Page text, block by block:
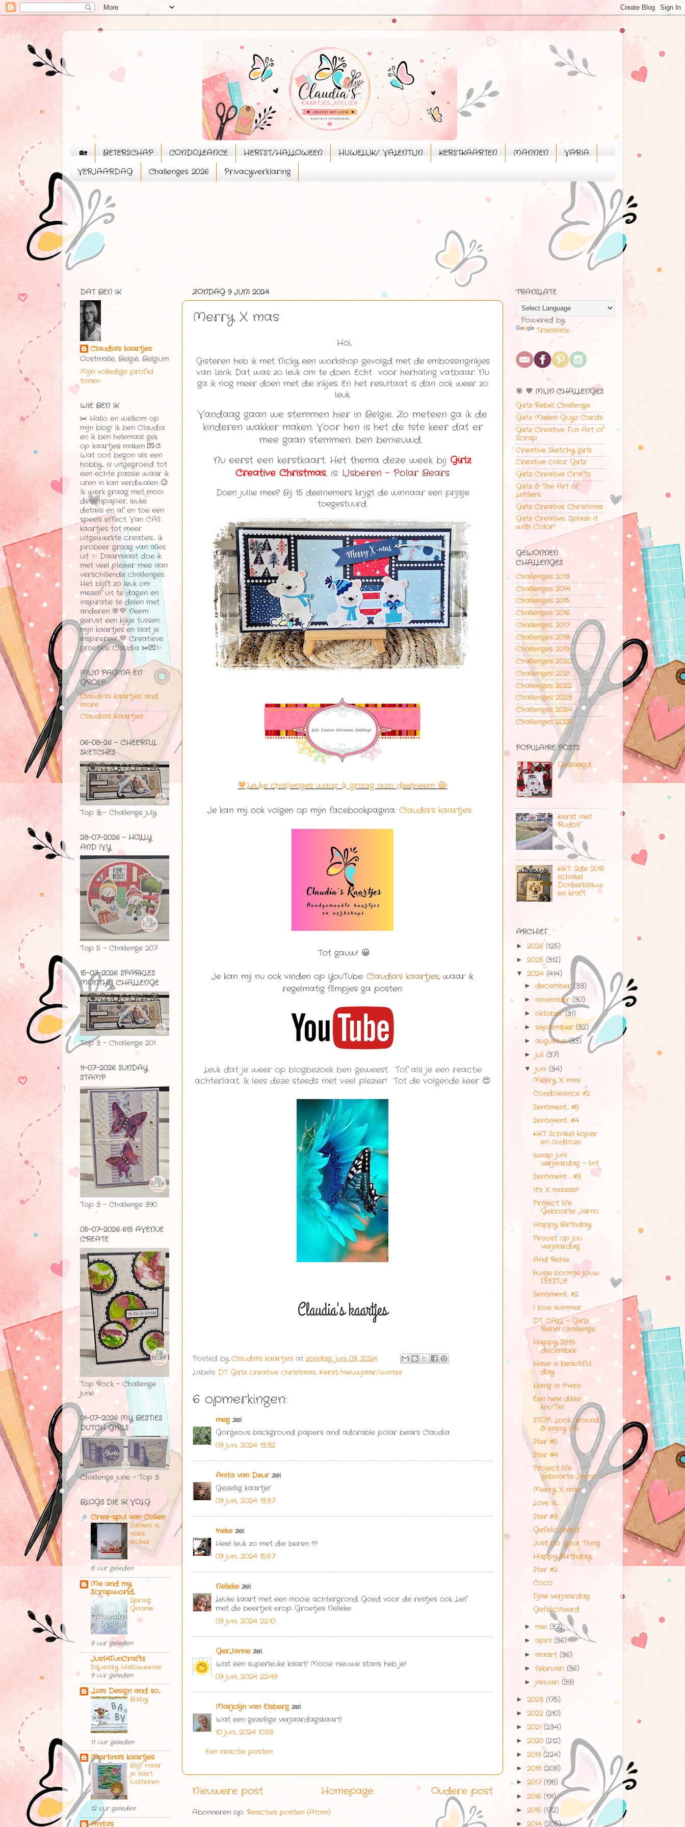
🏡 BETERSCHAP CONDOLEANCE HERFST/HALLOWEEN HUWELIJK/ VALENTIJN KERSTKAARTEN MANNEN
VARIA
VERJAARDAG
Challenges 2026 Privacyverklaring
ZONDAG 9 JUNI 2024
Merry X mas
Hoi,
Gisteren heb ik met Nicky een workshop gevolgd met de embossinginkjes
van Izink. Dat was zo leuk om te doen. Echt voor herhaling vatbaar. Nu
ga ik nog meer doen met die inkjes. En het resultaat is dan ook weer zo
leuk.
Vandaag gaan we stemmen hier in Belgie. Zo meteen ga ik de
kinderen wakker maken. Voor hen is het de 1ste keer dat er
mee gaan stemmen. ben benieuwd.
Nu eerst een kerstkaart. Het thema deze week bij Girlz
Creative Christmas, is: IJsberen - Polar Bears
Doen jullie mee? Bij 15 deelnemers krijgt de winnaar een prijsje
toegestuurd.
💗Leuke challenges waar ik graag aan deelneem 😃:
Je kan mij ook volgen op mijn facebookpagina: Claudia's kaartjes
Tot gauw! 😀
Je kan mij nu ook vinden op YouTube: Claudia's kaartjes, waar ik
regelmatig filmpjes ga posten.
Leuk dat je weer op blogbezoek ben geweest. Tof als je een reactie
achterlaat. Ik lees deze steeds met veel plezier! Tot de volgende keer 😍
Posted by Claudia's kaartjes at zondag, juni 09, 2024
Labels: DT Girlz creative christmas, Kerst/nieuwjaar/winter
6 opmerkingen:
megzei
Gorgeous background papers and adorable polar bears Claudia
09 juni, 2024 13:32
Anita van Deurzei
Gezellig kaartje!
09 juni, 2024 13:37
!nekezei
Heel leuk zo met die beren !!!!
09 juni, 2024 15:57
Nellekezei
Leuke kaart met een mooie achtergrond. Goed voor de restjes ook. Lief
met de beertjes erop. Groetjes Nelleke
09 juni, 2024 22:10
GerJannezei
Wat een superleuke kaart! Mooie nieuwe stans heb je!
09 juni, 2024 22:49
Marjolijn van Elsbergzei
Wat een gezellige verjaardagskaart!
10 juni, 2024 10:55
Een reactie posten
Nieuwere post Oudere post
Homepage
Abonneren op: Reacties posten (Atom)
DAT BEN IK
Claudia's kaartjes
Oostmalle, België, Belgium
Mijn volledige profiel
tonen
WIE BEN IK
✂️ Hallo en welkom op
mijn blog! Ik ben Claudia
en ik ben helemaal gek
op kaartjes maken 💌🎨
Wat ooit begon als een
hobby, is uitgegroeid tot
een echte passie waar ik
uren in kan verdwalen 😉
Ik werk graag met mooi
designpapier, leuke
details en af en toe een
speels effect. Van CAS
kaartjes tot meer
uitgewerkte creaties… ik
probeer graag van alles
uit ✨ Daarnaast doe ik
met veel plezier mee aan
verschillende challenges.
Het blijft zo leuk om
mezelf uit te dagen en
inspiratie te delen met
anderen 🌸💜 Neem
gerust een kijkje tussen
mijn kaartjes en laat je
inspireren! 💜 Creatieve
groetjes, Claudia ✂️💌✨
MIJN PAGINA EN
GROEP
Claudia's kaartjes and
more
Claudia's Kaartjes
06-08-26 - CHEERFUL
SKETCHES
Top 3 - Challenge july
28-07-2026 - HOLLY
AND IVY
Top 5 - Challenge 207
15-07-2026 SPARKLES
MONTHY CHALLENGE
Top 3 - Challenge 201
11-07-2026 SUNDAY
STAMP
Top 3 - Challenge 390
05-07-2026 613 AVENUE
CREATE
Top Rock - Challenge
june
01-07-2026 MY BESTIES
DUTCH GIRLS
Challenge june - Top 3
BLOGS DIE IK VOLG
Crea-spul van Colien
Samen is
alles
leuker.
8 uur geleden
Me and my
Scrapworld...
Spring
Gnome
9 uur geleden
Just4FunCrafts
Squeaky Halloweenie
9 uur geleden
...Lia's Design and so...
Baby
11 uur geleden
Martina's kaartjes
Blijf naar
je hart
luisteren
12 uur geleden
Anita's
TRANSLATE
Powered by
Translate
🎯 💜 MIJN CHALLENGES
Girlz Rebel Challenge
Girlz Makes Guyz Cards
Girlz Creative Fun Art of
Scrap
Creative Sketchy girls
Creative color Girlz
Girlz Creative Crafts
Girlz & The Art of
Letters
Girlz Creative Christmas
Girlz Creative: Splash it
with Color!
GEWONNEN
CHALLENGES
Challenges 2013
Challenges 2014
Challenges 2015
Challenges 2016
Challenges 2017
Challenges 2018
Challenges 2019
Challenges 2020
Challenges 2021
Challenges 2022
Challenges 2023
Challenges 2024
Challenges 2025
POPULAIRE POSTS
Geslaagd
Kerst met
Rudolf
KKT: 2de 2015
schakel
Donkerblauw
en kraft
ARCHIEF
► 2026 (125)
► 2025 (312)
▼ 2024 (414)
►december(33)
►november(30)
►oktober(31)
►september(32)
►augustus(33)
► juli(37)
▼ juni(34)
Merry X mas
Condoleance #2
Sentiment.... #5
Sentiment... #4
KKT Schakel koper
en oudroze
swap juni
verjaardag - lint
Sentiment ... #3
It's X maaas!!
Project life
Geboorte Jarno
Happy Birthday
Proost op jou
verjaardag
And Relax
huisje boomje jouw
FEESTJE
Sentiment... #2
I love summer
DT CALL - Girlz
Rebel challenge
Happy 25th
december
Have a beautiful
day
Hang in there
Een hele dikke
knuffel
STOP... Look around
& enjoy life
Ster #5
Ster #4
Project life
geboorte Jarno
Merry X mas
Love is.....
Ster #3
Gefeliciteerd
Just do Your Thing
Happy Birthday
Ster #2
Coco
Fijne verjaardag
Gefeliciteerd
►mei(37)
►april(36)
►maart(36)
►februari(36)
► januari(39)
► 2023 (175)
► 2022 (210)
► 2021(234)
► 2020 (212)
► 2019 (224)
► 2018 (208)
► 2017 (198)
► 2016 (191)
► 2015 (172)
► 2014 (205)